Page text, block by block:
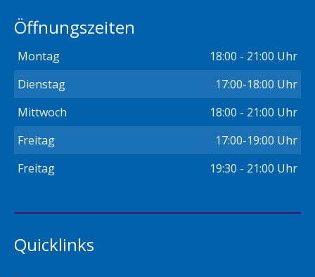
Öffnungszeiten
Montag
18:00 - 21:00 Uhr
Dienstag
17:00-18:00 Uhr
Mittwoch
18:00 - 21:00 Uhr
Freitag
17:00-19:00 Uhr
Freitag
19:30 - 21:00 Uhr
Quicklinks